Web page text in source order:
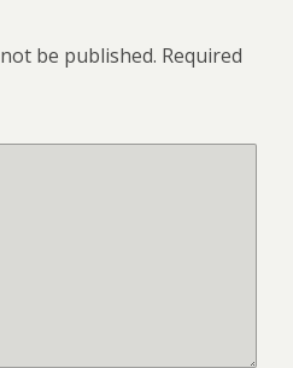
be published. Required